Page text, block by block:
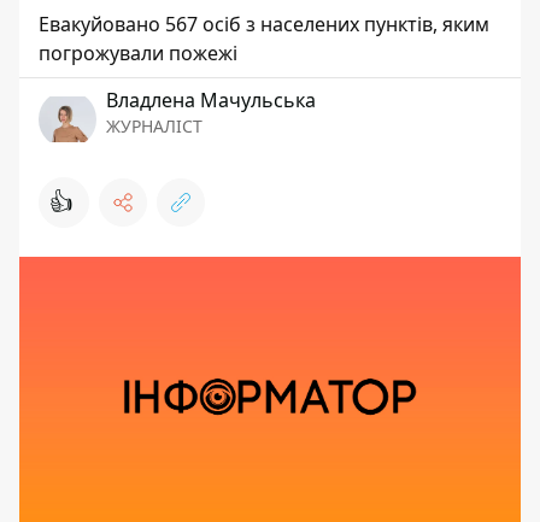
Евакуйовано 567 осіб з населених пунктів, яким
погрожували пожежі
Владлена Мачульська
ЖУРНАЛІСТ
👍